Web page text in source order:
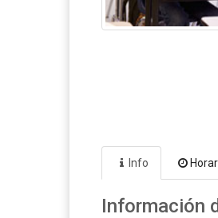
Info
Información